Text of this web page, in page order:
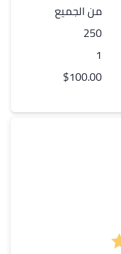
من الجميع
250
1
$100.00